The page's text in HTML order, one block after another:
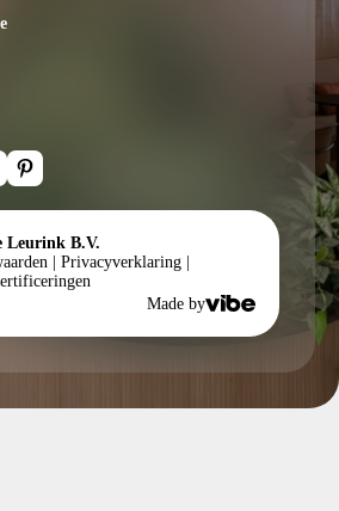
Leurink B.V.
Privacyverklaring
Made by